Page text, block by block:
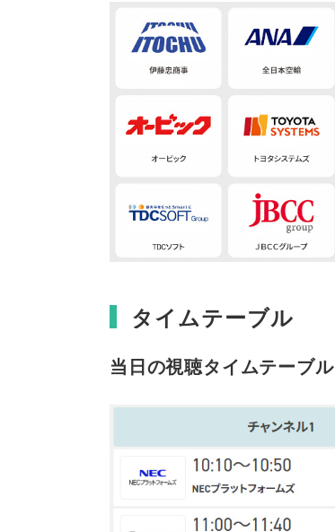
タイムテーブル
当日の視聴タイムテーブル